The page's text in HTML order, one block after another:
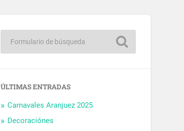
ÚLTIMAS ENTRADAS
Carnavales Aranjuez 2025
Decoraciónes